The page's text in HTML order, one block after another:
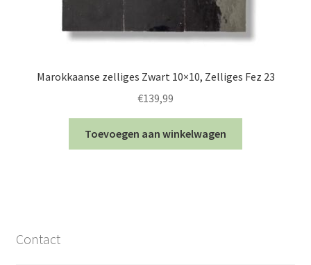
Marokkaanse zelliges Zwart 10×10, Zelliges Fez 23
€139,99
Toevoegen aan winkelwagen
Contact